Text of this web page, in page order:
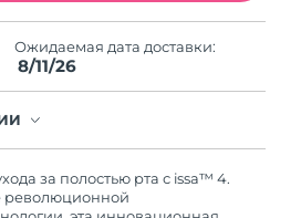
Ожидаемая дата доставки:
8/11/26
если в течение 2-х лет со дня
возникнут проблемы,
бесплатно.
за полостью рта с issa™ 4.
революционной